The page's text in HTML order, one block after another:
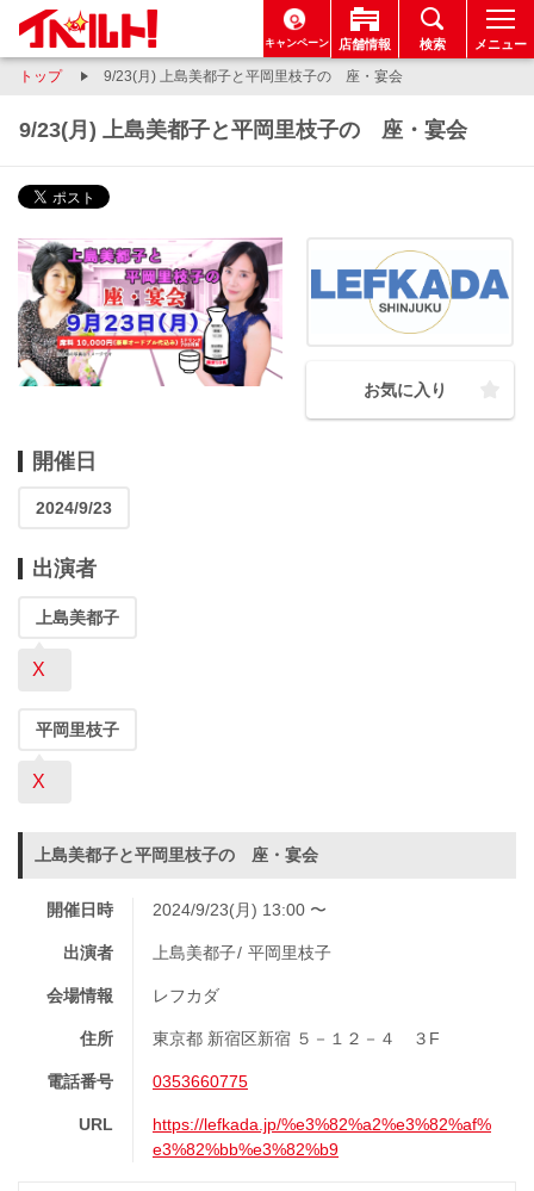
キャンペーン 店舗情報 検索 メニュー
トップ 9/23(月) 上島美都子と平岡里枝子の 座・宴会
9/23(月) 上島美都子と平岡里枝子の 座・宴会
お気に入り
開催日
2024/9/23
出演者
上島美都子
X
平岡里枝子
X
上島美都子と平岡里枝子の 座・宴会
開催日時 2024/9/23(月) 13:00 〜
出演者 上島美都子 平岡里枝子
会場情報 レフカダ
住所 東京都 新宿区新宿 ５－１２－４ ３F
電話番号 0353660775
URL
https://lefkada.jp/%e3%82%a2%e3%82%af%
e3%82%bb%e3%82%b9